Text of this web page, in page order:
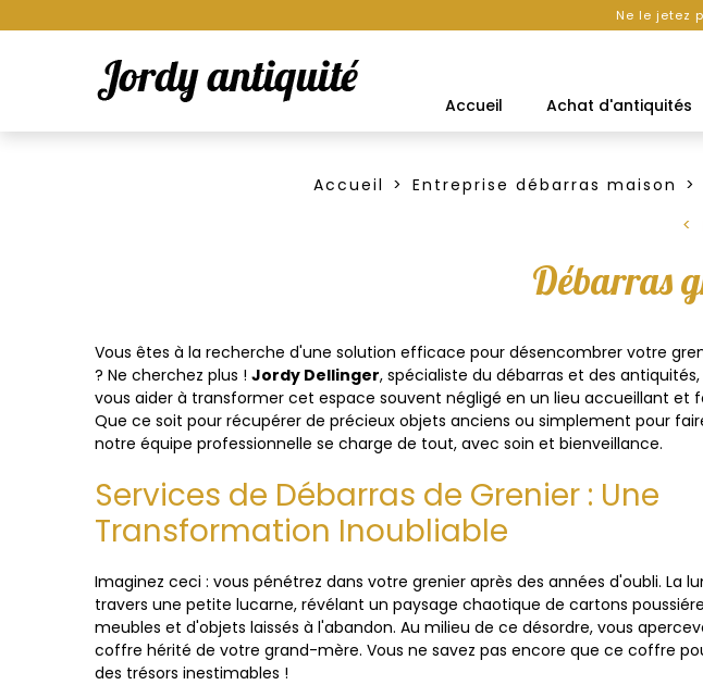
Ne le jetez
Accueil Achat d'antiquités
Accueil Entreprise débarras maison
Débarras
Vous êtes à la recherche d'une solution efficace pour désencombrer votre
? Ne cherchez plus ! Jordy Dellinger, spécialiste du débarras et des
vous aider à transformer cet espace souvent négligé en un lieu accueillant et
Que ce soit pour récupérer de précieux objets anciens ou simplement pour
notre équipe professionnelle se charge de tout, avec soin et bienveillance.
Services de Débarras de Grenier : Une
Transformation Inoubliable
Imaginez ceci : vous pénétrez dans votre grenier après des années d'oubli. La
travers une petite lucarne, révélant un paysage chaotique de cartons
meubles et d'objets laissés à l'abandon. Au milieu de ce désordre, vous
coffre hérité de votre grand-mère. Vous ne savez pas encore que ce coffre
des trésors inestimables !